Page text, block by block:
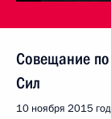
Совещание
Сил
10 ноября 2015